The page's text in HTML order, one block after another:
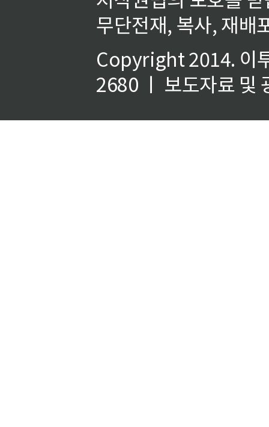
무단전재, 복사, 재배
Copyright 2014. 이
2680 ㅣ 보도자료